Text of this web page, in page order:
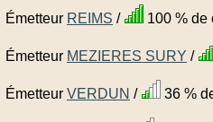
Émetteur REIMS / 100 % de
Émetteur MEZIERES SURY /
Émetteur VERDUN / 36 %